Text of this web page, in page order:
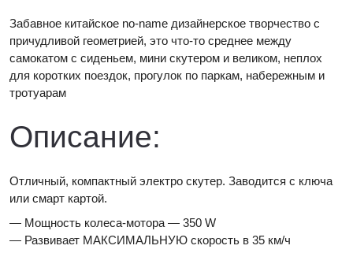
Забавное китайское no-name дизайнерское творчество с
причудливой геометрией, это что-то среднее между
самокатом с сиденьем, мини скутером и великом, неплох
для коротких поездок, прогулок по паркам, набережным и
тротуарам
Описание:
Отличный, компактный электро скутер. Заводится с ключа
или смарт картой.
— Мощность колеса-мотора — 350 W
— Развивает МАКСИМАЛЬНУЮ скорость в 35 км/ч